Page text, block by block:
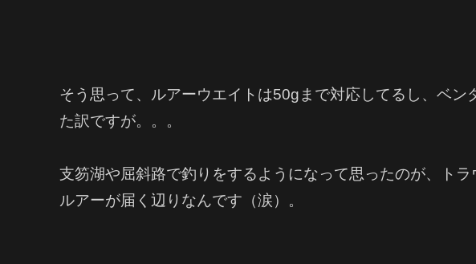
そう思って、ルアーウエイトは50gまで対応してるし、ベン
た訳ですが。。。
支笏湖や屈斜路で釣りをするようになって思ったのが、ト
ルアーが届く辺りなんです（涙）。